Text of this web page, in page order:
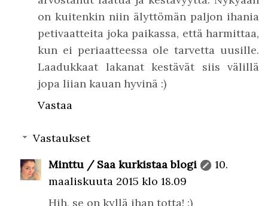
on kuitenkin niin älyttömän paljon ihania
petivaatteita joka paikassa, että harmittaa,
kun ei periaatteessa ole tarvetta uusille.
Laadukkaat lakanat kestävät siis välillä
jopa liian kauan hyvinä :)
Vastaa
Vastaukset
Minttu / Saa kurkistaa blogi
10.
maaliskuuta 2015 klo 18.09
Hih, se on kyllä ihan totta! :)